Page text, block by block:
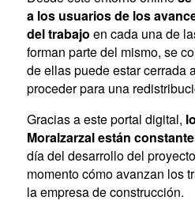
a los usuarios de los
del trabajo en cada una de
forman parte del mismo, se
de ellas puede estar cerrada
proceder para una
Gracias a este portal digital,
Moralzarzal están
día del desarrollo del
momento cómo avanzan los
la empresa de construcción.